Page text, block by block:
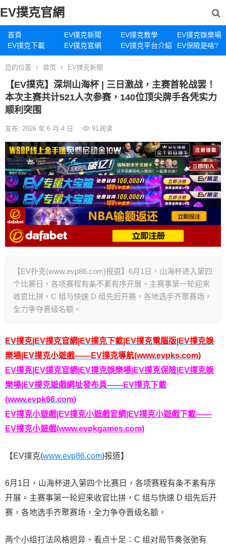
EV撲克官網
首頁 EV撲克新聞 EV撲克教學
EV撲克娛樂場
EV撲克下載
EV撲克官網 EV撲克平台介紹 EV保險是啥?
您的位置 首页 EV撲克新聞
【EV撲克】深圳山海杯 | 三日激战，主赛首轮战罢！
本次主赛共计521人次参赛，140位顶尖牌手各凭实力
顺利突围
发布: 2026 年 6 月 4 日 91阅读
【EV扑克(www.evp86.com)报道】6月1日，山海杯进入第四
个比赛日，各项赛程有条不紊有序开展。主赛事第一轮迎来
收官比拼，C 组与快速 D 组先后开赛，各地选手齐聚赛场，
全力争夺晋级名额。
EV撲克|EV撲克官網|EV撲克下載|EV撲克電腦版|EV撲克娛
樂場|EV撲克小遊戲——EV撲克導航(www.evpks.com)
EV撲克|EV撲克官網|EV撲克娛樂場|EV撲克保險|EV撲克娛
樂場|EV撲克遊戲網址發布頁——EV撲克下載
(www.evpk66.com)
EV撲克小遊戲|EV撲克小遊戲官網|EV撲克小遊戲下載——
EV撲克小遊戲(www.evpkgames.com)
【EV撲克(www.evp86.com)报道】
6月1日，山海杯进入第四个比赛日，各项赛程有条不紊有序
开展。主赛事第一轮迎来收官比拼，C 组与快速 D 组先后开
赛，各地选手齐聚赛场，全力争夺晋级名额。
两个小组打法风格迥异、看点十足：C 组对局节奏张弛有